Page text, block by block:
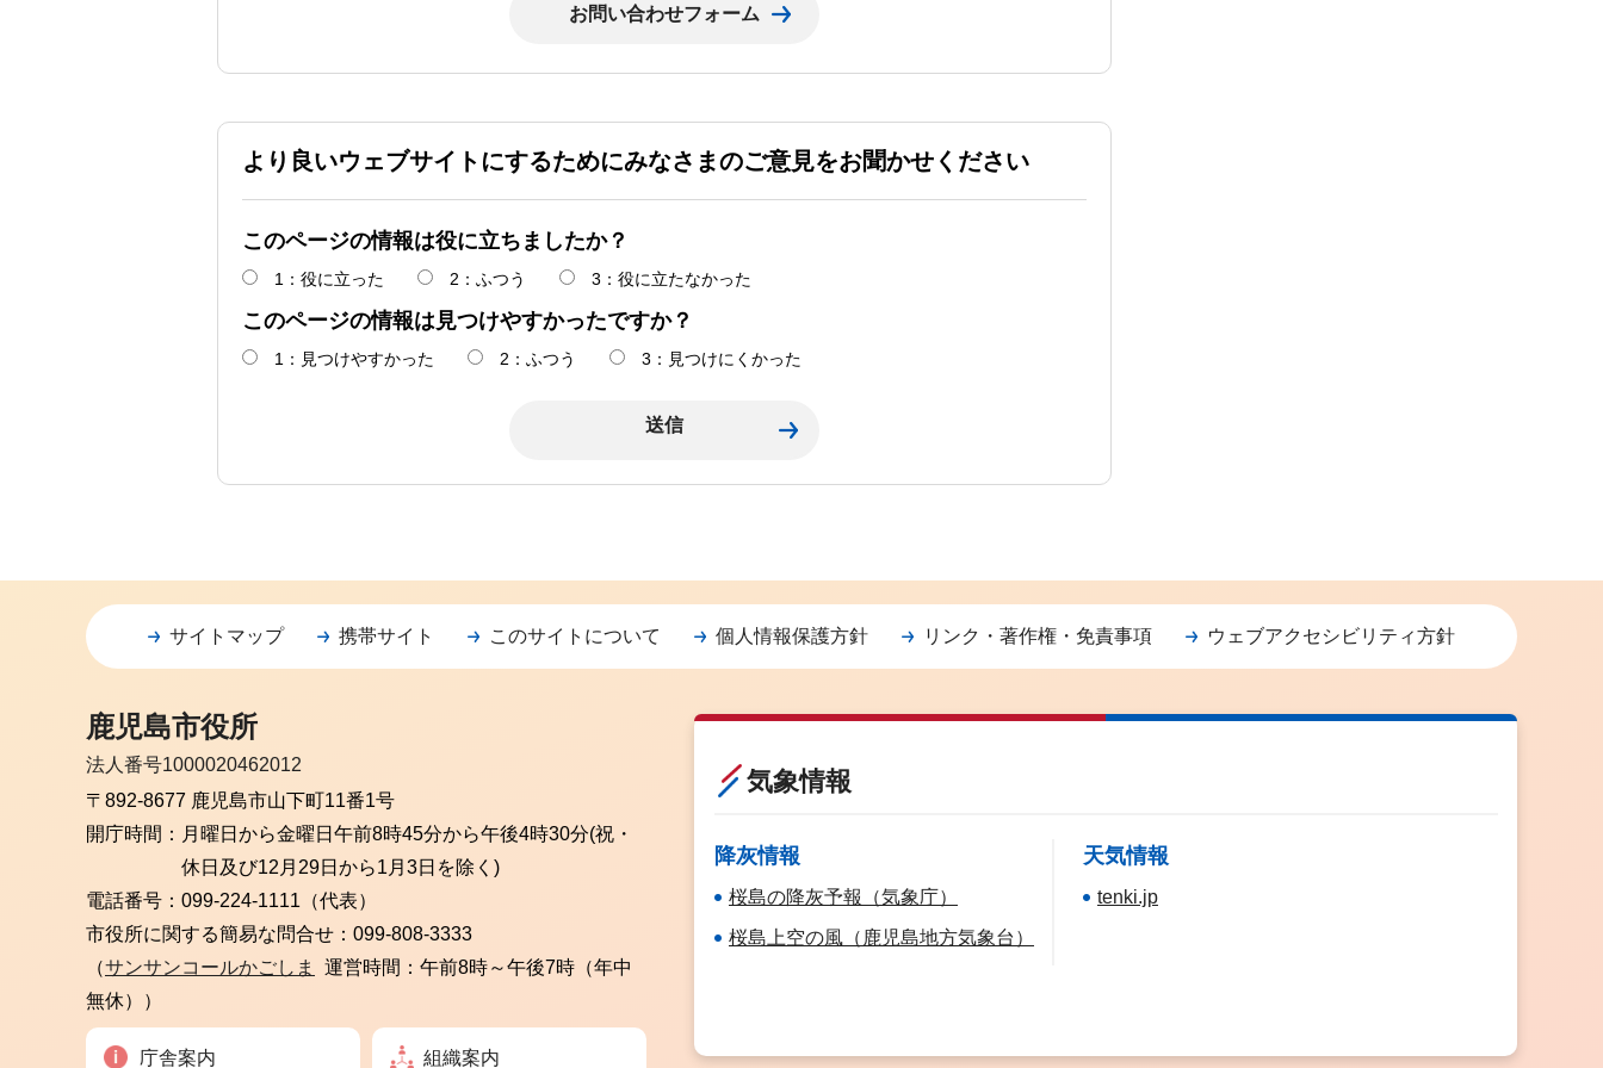
より良いウェブサイトにするためにみなさまのご意見をお聞かせください
このページの情報は役に立ちましたか？
1：役に立った 2：ふつう 3：役に立たなかった
このページの情報は見つけやすかったですか？
1：見つけやすかった 2：ふつう 3：見つけにくかった
サイトマップ 携帯サイト このサイトについて 個人情報保護方針 リンク・著作権・免責事項 ウェブアクセシビリティ方針
鹿児島市役所
法人番号1000020462012
〒892-8677 鹿児島市山下町11番1号
開庁時間： 月曜日から金曜日 午前8時45分から午後4時30分(祝・
休日及び12月29日から1月3日を除く)
電話番号： 099-224-1111（代表）
市役所に関する簡易な問合せ： 099-808-3333
（サンサンコールかごしま
運営時間：午前8時～午後7時（年中
無休））
庁舎案内 組織案内
気象情報
降灰情報
桜島の降灰予報（気象庁）
桜島上空の風（鹿児島地方気象台）
天気情報
tenki.jp